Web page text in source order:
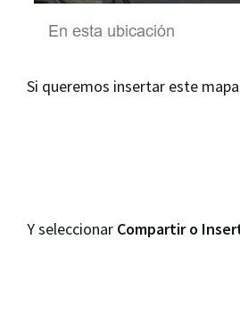
Si queremos insertar este
Y seleccionar Compartir o